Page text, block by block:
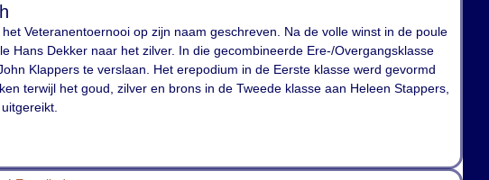
Veteranentoernooi op zijn naam geschreven. Na de volle winst in de poule
Hans Dekker naar het zilver. In die gecombineerde Ere-/Overgangsklasse
Klappers te verslaan. Het erepodium in de Eerste klasse werd gevormd
terwijl het goud, zilver en brons in de Tweede klasse aan Heleen Stappers,